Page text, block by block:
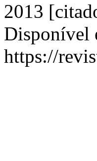
2013
Disponível
https://